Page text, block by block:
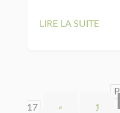
LIRE LA SUITE
17
« 1